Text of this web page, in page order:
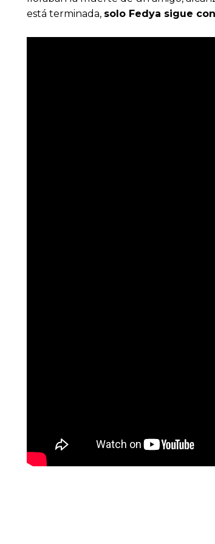
está terminada, solo Fedya sigue